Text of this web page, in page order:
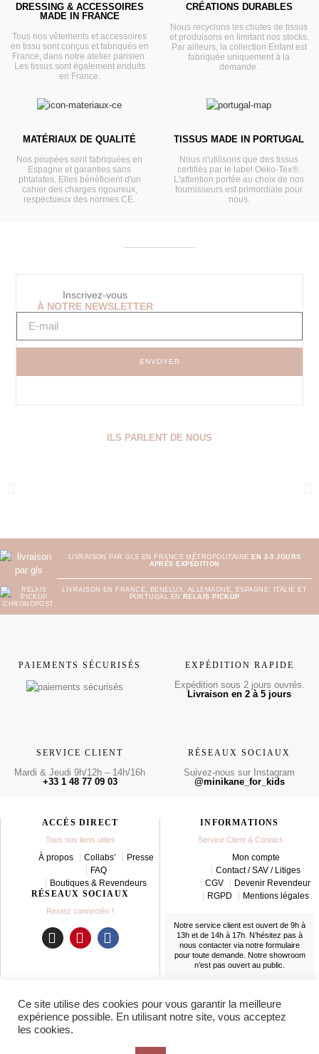
DRESSING & ACCESSOIRES
MADE IN FRANCE
Tous nos vêtements et accessoires
en tissu sont conçus et fabriqués en
France, dans notre atelier parisien.
Les tissus sont également enduits
en France.
CRÉATIONS DURABLES
Nous recyclons les chutes de tissus
et produisons en limitant nos stocks.
Par ailleurs, la collection Enfant est
fabriquée uniquement à la
demande.
MATÉRIAUX DE QUALITÉ
Nos poupées sont fabriquées en
Espagne et garanties sans
phtalates. Elles bénéficient d'un
cahier des charges rigoureux,
respectueux des normes CE.
TISSUS MADE IN PORTUGAL
Nous n'utilisons que des tissus
certifiés par le label Oeko-Tex®.
L'attention portée au choix de nos
fournisseurs est primordiale pour
nous.
Inscrivez-vous
À NOTRE NEWSLETTER
ENVOYER
ILS PARLENT DE NOUS
LIVRAISON PAR GLS EN FRANCE MÉTROPOLITAINE EN 2-3 JOURS
APRÈS EXPÉDITION
LIVRAISON EN FRANCE, BENELUX, ALLEMAGNE, ESPAGNE, ITALIE ET
PORTUGAL EN
RELAIS PICKUP
PAIEMENTS SÉCURISÉS EXPÉDITION RAPIDE
Expédition sous 2 jours ouvrés.
Livraison en 2 à 5 jours
SERVICE CLIENT
Mardi & Jeudi 9h/12h – 14h/16h
+33 1 48 77 09 03
RÉSEAUX SOCIAUX
Suivez-nous sur Instagram
@minikane_for_kids
ACCÈS DIRECT
Tous nos liens utiles
À propos Collabs’
Presse
FAQ
Boutiques & Revendeurs
RÉSEAUX SOCIAUX
Restez connectés !
I
a
g
r
P
e
r
F
b
o
INFORMATIONS
Service Client & Contact
Mon compte
Contact / SAV / Litiges
CGV
Devenir Revendeur
RGPD
Mentions légales
Notre service client est ouvert de 9h à
13h et de 14h à 17h. N’hésitez pas à
nous contacter via notre formulaire
pour toute demande. Notre showroom
n’est pas ouvert au public.
En France et partout dans le monde
Ce site utilise des cookies pour vous garantir la meilleure
expérience possible. En utilisant notre site, vous acceptez
les cookies.